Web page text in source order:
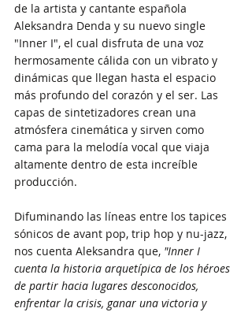
de la artista y cantante española
Aleksandra Denda y su nuevo single
"Inner I", el cual disfruta de una voz
hermosamente cálida con un vibrato y
dinámicas que llegan hasta el espacio
más profundo del corazón y el ser. Las
capas de sintetizadores crean una
atmósfera cinemática y sirven como
cama para la melodía vocal que viaja
altamente dentro de esta increíble
producción.
Difuminando las líneas entre los tapices
sónicos de avant pop, trip hop y nu-jazz,
nos cuenta Aleksandra que, "Inner I
cuenta la historia arquetípica de los héroes
de partir hacia lugares desconocidos,
enfrentar la crisis, ganar una victoria y